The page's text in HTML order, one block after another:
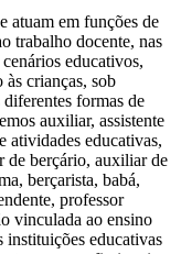
atuam em funções de
trabalho docente, nas
educativos,
às crianças, sob
formas de
auxiliar, assistente
atividades educativas,
berçário, auxiliar de
berçarista, babá,
professor
vinculada ao ensino
instituições educativas